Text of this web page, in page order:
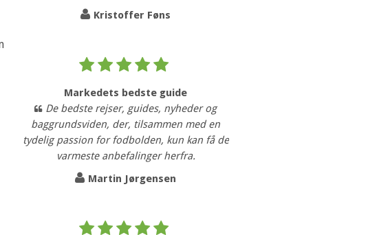
Kristoffer Føns
Markedets bedste guide
De bedste rejser, guides, nyheder og
baggrundsviden, der, tilsammen med en
tydelig passion for fodbolden, kun kan få de
varmeste anbefalinger herfra.
Martin Jørgensen